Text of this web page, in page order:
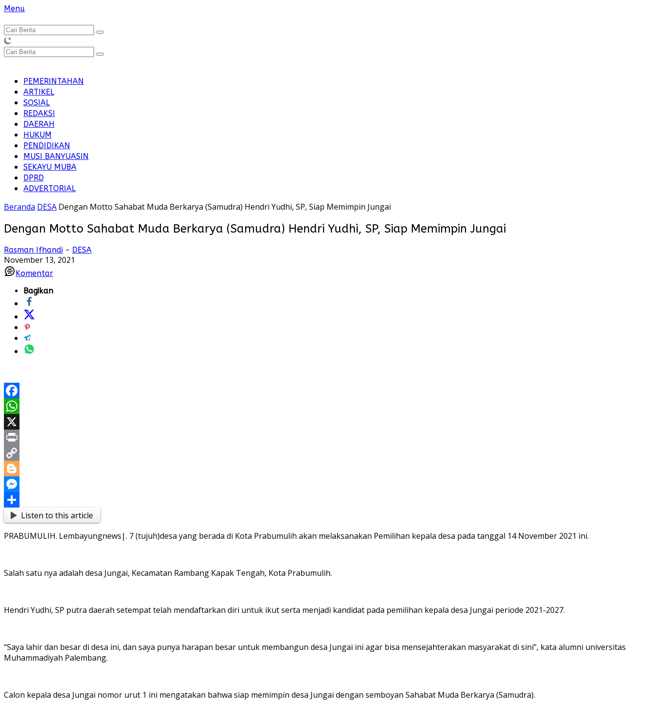
Langsung
konten
Menu
PEMERINTAHAN
ARTIKEL
SOSIAL
REDAKSI
DAERAH
HUKUM
PENDIDIKAN
MUSI BANYUASIN
SEKAYU MUBA
DPRD
ADVERTORIAL
Beranda DESA Dengan Motto Sahabat Muda Berkarya (Samudra) Hendri Yudhi, SP, Siap Memimpin Jungai
Dengan Motto Sahabat Muda Berkarya (Samudra) Hendri Yudhi, SP, Siap Memimpin Jungai
Rasman Ifhandi - DESA
November 13, 2021
Komentar
Bagikan
Facebook
WhatsApp
X
Print
Copy
Link
Blogger
Messenger
ShareListen to this article
PRABUMULIH. Lembayungnews|. 7 (tujuh)desa yang berada di Kota Prabumulih akan melaksanakan Pemilihan kepala desa pada tanggal 14 November 2021 ini.
Salah satu nya adalah desa Jungai, Kecamatan Rambang Kapak Tengah, Kota Prabumulih.
Hendri Yudhi, SP putra daerah setempat telah mendaftarkan diri untuk ikut serta menjadi kandidat pada pemilihan kepala desa Jungai periode 2021-2027.
“Saya lahir dan besar di desa ini, dan saya punya harapan besar untuk membangun desa Jungai ini agar bisa mensejahterakan masyarakat di sini”, kata alumni universitas
Muhammadiyah Palembang.
Calon kepala desa Jungai nomor urut 1 ini mengatakan bahwa siap memimpin desa Jungai dengan semboyan Sahabat Muda Berkarya (Samudra).